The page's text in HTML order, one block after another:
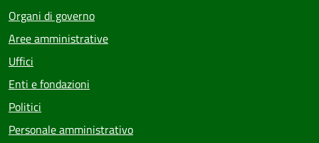
Organi di governo
Aree amministrative
Uffici
Enti e fondazioni
Politici
Personale amministrativo